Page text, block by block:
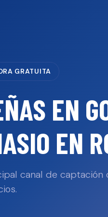
GRATUITA
EN
EN
canal de captación